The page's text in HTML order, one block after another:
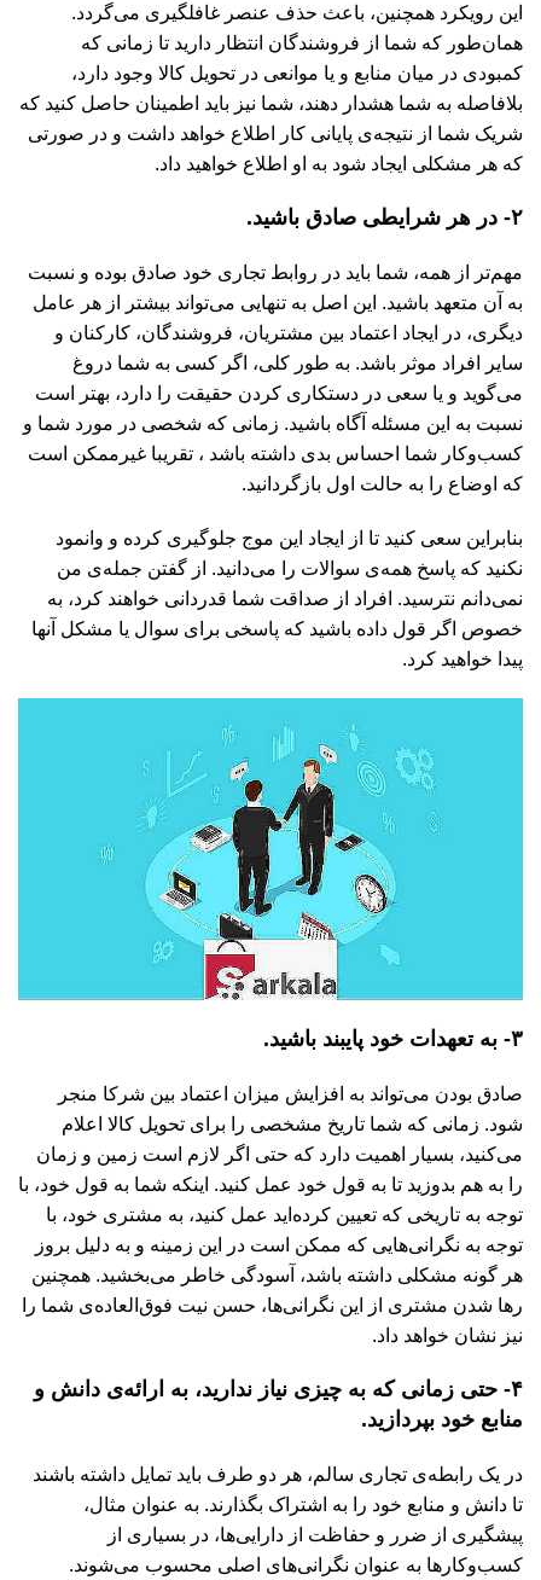
این رویکرد همچنین، باعث حذف عنصر غافلگیری می‌گردد.
همان‌طور که شما از فروشندگان انتظار دارید تا زمانی که
کمبودی در میان منابع و یا موانعی در تحویل کالا وجود دارد،
بلافاصله به شما هشدار دهند، شما نیز باید اطمینان حاصل کنید که
شریک شما از نتیجه‌ی پایانی کار اطلاع خواهد داشت و در صورتی
که هر مشکلی ایجاد شود به او اطلاع خواهید داد.
۲- در هر شرایطی صادق باشید.
مهم‌تر از همه، شما باید در روابط تجاری خود صادق بوده و نسبت
به آن متعهد باشید. این اصل به تنهایی می‌تواند بیشتر از هر عامل
دیگری، در ایجاد اعتماد بین مشتریان، فروشندگان، کارکنان و
سایر افراد موثر باشد. به طور کلی، اگر کسی به شما دروغ
می‌گوید و یا سعی در دستکاری کردن حقیقت را دارد، بهتر است
نسبت به این مسئله آگاه باشید. زمانی که شخصی در مورد شما و
کسب‌وکار شما احساس بدی داشته باشد ، تقریبا غیرممکن است
که اوضاع را به حالت اول بازگردانید.
بنابراین سعی کنید تا از ایجاد این موج جلوگیری کرده و وانمود
نکنید که پاسخ همه‌ی سوالات را می‌دانید. از گفتن جمله‌ی من
نمی‌دانم نترسید. افراد از صداقت شما قدردانی خواهند کرد، به
خصوص اگر قول داده باشید که پاسخی برای سوال یا مشکل آنها
پیدا خواهید کرد.
۳- به تعهدات خود پایبند باشید.
صادق بودن می‌تواند به افزایش میزان اعتماد بین شرکا منجر
شود. زمانی که شما تاریخ مشخصی را برای تحویل کالا اعلام
می‌کنید، بسیار اهمیت دارد که حتی اگر لازم است زمین و زمان
را به هم بدوزید تا به قول خود عمل کنید. اینکه شما به قول خود، با
توجه به تاریخی که تعیین کرده‌اید عمل کنید، به مشتری خود، با
توجه به نگرانی‌هایی که ممکن است در این زمینه و به دلیل بروز
هر گونه مشکلی داشته باشد، آسودگی خاطر می‌بخشید. همچنین
رها شدن مشتری از این نگرانی‌ها، حسن نیت فوق‌العاده‌ی شما را
نیز نشان خواهد داد.
۴- حتی زمانی که به چیزی نیاز ندارید، به ارائه‌ی دانش و
منابع خود بپردازید.
در یک رابطه‌ی تجاری سالم، هر دو طرف باید تمایل داشته باشند
تا دانش و منابع خود را به اشتراک بگذارند. به عنوان مثال،
پیشگیری از ضرر و حفاظت از دارایی‌ها، در بسیاری از
کسب‌وکارها به عنوان نگرانی‌های اصلی محسوب می‌شوند.